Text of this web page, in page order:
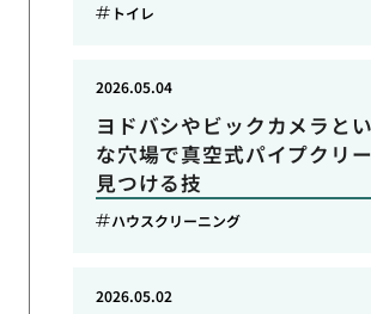
トイレ
ヨドバシやビックカメラと
な穴場で真空式パイプクリ
見つける技
2026.05.04
ハウスクリーニング
2026.05.02